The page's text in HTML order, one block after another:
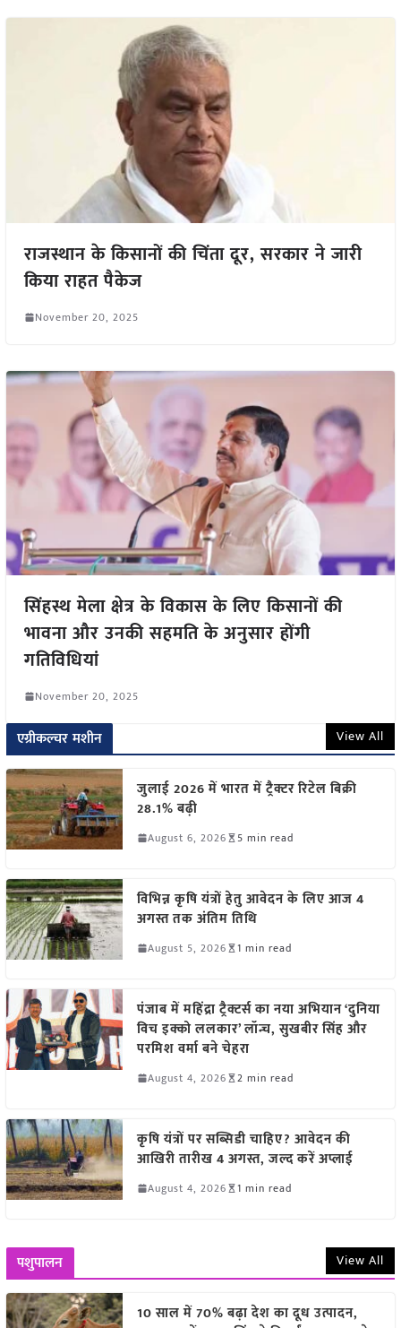
राजस्थान के किसानों की चिंता दूर, सरकार ने जारी
किया राहत पैकेज
November 20, 2025
सिंहस्थ मेला क्षेत्र के विकास के लिए किसानों की
भावना और उनकी सहमति के अनुसार होंगी
गतिविधियां
November 20, 2025
एग्रीकल्चर मशीन View All
जुलाई 2026 में भारत में ट्रैक्टर रिटेल बिक्री
28.1% बढ़ी
August 6, 2026 5 min read
विभिन्न कृषि यंत्रों हेतु आवेदन के लिए आज 4
अगस्त तक अंतिम तिथि
August 5, 2026 1 min read
पंजाब में महिंद्रा ट्रैक्टर्स का नया अभियान ‘दुनिया
विच इक्को ललकार’ लॉन्च, सुखबीर सिंह और
परमिश वर्मा बने चेहरा
August 4, 2026 2 min read
कृषि यंत्रों पर सब्सिडी चाहिए? आवेदन की
आखिरी तारीख 4 अगस्त, जल्द करें अप्लाई
August 4, 2026 1 min read
पशुपालन View All
10 साल में 70% बढ़ा देश का दूध उत्पादन,